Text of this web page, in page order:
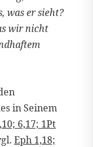
was er sieht?
wir nicht
in Seinem
6,17; 1Pt
Eph 1,18;